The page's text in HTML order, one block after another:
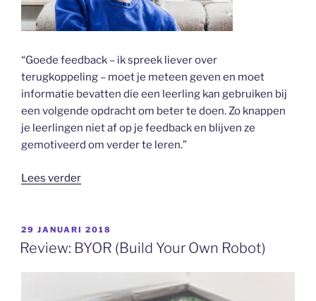
“Goede feedback – ik spreek liever over
terugkoppeling – moet je meteen geven en moet
informatie bevatten die een leerling kan gebruiken bij
een volgende opdracht om beter te doen. Zo knappen
je leerlingen niet af op je feedback en blijven ze
gemotiveerd om verder te leren.”
Lees verder“Feedback
krachtig
leerinstrument”
GEPLAATST
OP
29 JANUARI 2018
Review: BYOR (Build Your Own Robot)